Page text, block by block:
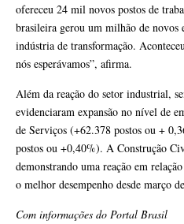
ofereceu 24 mil novos postos de
brasileira gerou um milhão de novos
indústria de transformação.
nós esperávamos”, afirma.
Além da reação do setor industrial,
evidenciaram expansão no nível de
de Serviços (+62.378 postos ou +
postos ou +0,40%). A Construção
demonstrando uma reação em
o melhor desempenho desde março
Com informações do Portal Brasil